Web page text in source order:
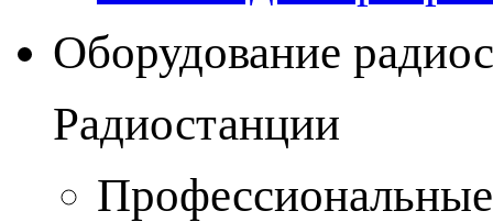
Оборудование
Радиостанции